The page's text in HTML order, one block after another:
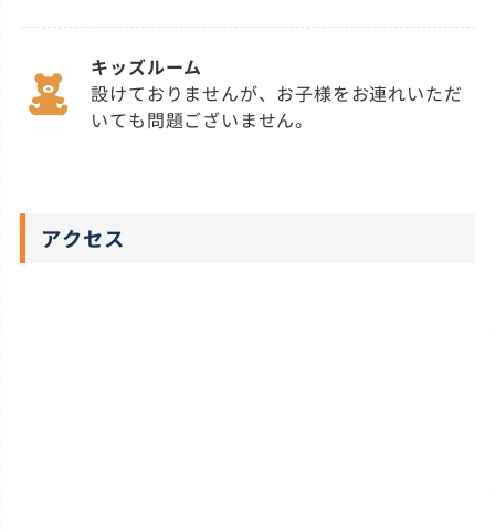
キッズルーム
設けておりませんが、お子様をお連れいただ
いても問題ございません。
アクセス